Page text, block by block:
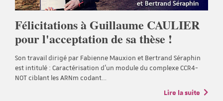
Félicitations à Guillaume CAULIER
pour l'acceptation de sa thèse !
Son travail dirigé par Fabienne Mauxion et Bertrand Séraphin
est intitulé : Caractérisation d'un module du complexe CCR4-
NOT ciblant les ARNm codant…
Lire la suite